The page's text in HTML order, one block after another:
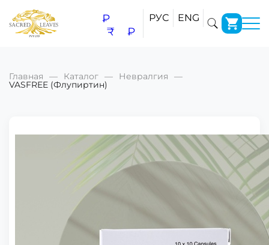
₽
₹
₽
РУС ENG
Главная Каталог Невралгия
VASFREE (Флупиртин)